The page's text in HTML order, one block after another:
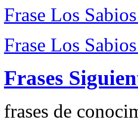
Frase Los
Frase Los
Frases
frases de